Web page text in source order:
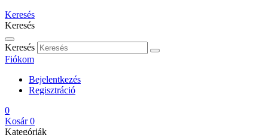
Keresés
Keresés
Keresés
Fiókom
Bejelentkezés
Regisztráció
0
Kosár 0
Kategóriák